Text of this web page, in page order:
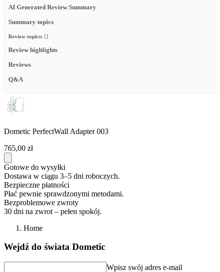
AI Generated Review Summary
Summary topics
Review topics: [].
Review highlights
Reviews
Q&A
Dometic PerfectWall Adapter 003
765,00 zł
Gotowe do wysyłki
Dostawa w ciągu 3–5 dni roboczych.
Bezpieczne płatności
Płać pewnie sprawdzonymi metodami.
Bezproblemowe zwroty
30 dni na zwrot – pełen spokój.
Home
Wejdź do świata Dometic
Wpisz swój adres e-mail